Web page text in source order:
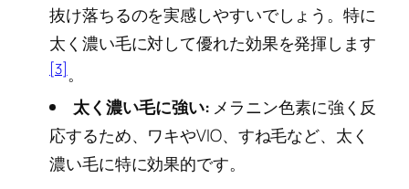
抜け落ちるのを実感しやすいでしょう。特に
太く濃い毛に対して優れた効果を発揮します
[3]。
太く濃い毛に強い: メラニン色素に強く反
応するため、ワキやVIO、すね毛など、太く
濃い毛に特に効果的です。